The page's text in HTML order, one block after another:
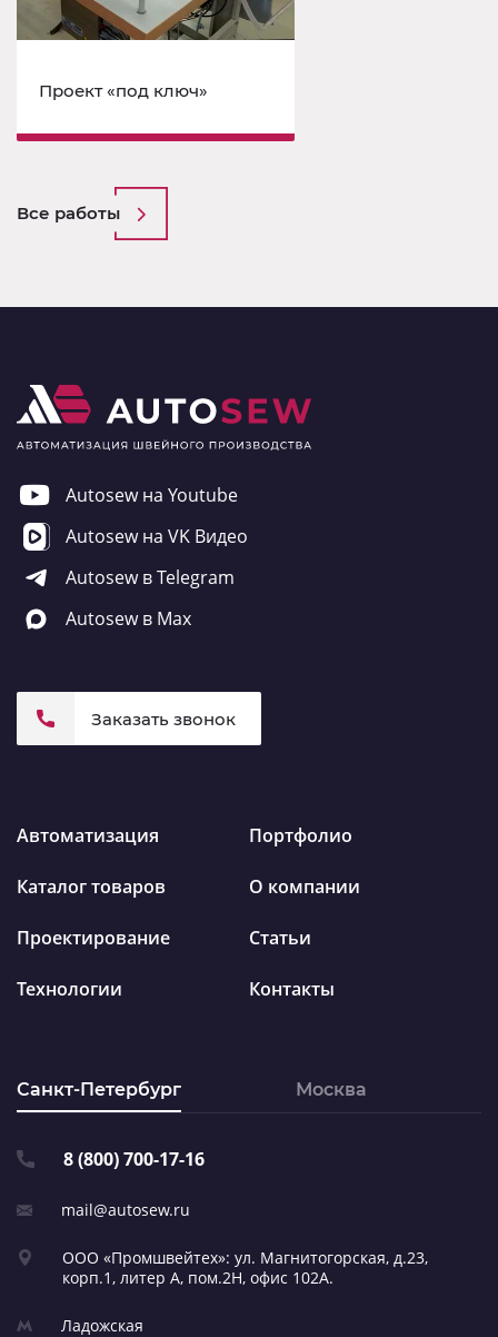
Все работы
Проект «под ключ»
Autosew на Youtube
Autosew на VK Видео
Autosew в Telegram
Autosew в Max
Автоматизация
Каталог товаров
Проектирование
Технологии
Портфолио
О компании
Статьи
Контакты
Санкт-Петербург Москва
8 (800) 700-17-16
mail@autosew.ru
ООО «Промшвейтех»: ул. Магнитогорская, д.23,
корп.1, литер А, пом.2Н, офис 102А.
Ладожская
Заказать звонок